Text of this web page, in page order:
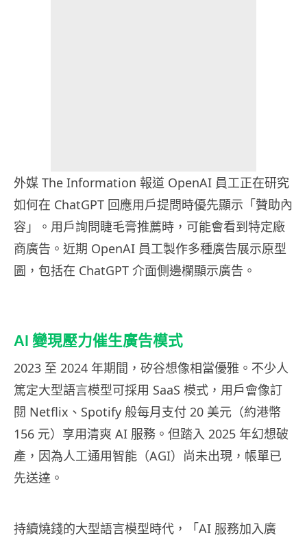
外媒 The Information 報道 OpenAI 員工正在研究
如何在 ChatGPT 回應用戶提問時優先顯示「贊助內
容」。用戶詢問睫毛膏推薦時，可能會看到特定廠
商廣告。近期 OpenAI 員工製作多種廣告展示原型
圖，包括在 ChatGPT 介面側邊欄顯示廣告。
AI 變現壓力催生廣告模式
2023 至 2024 年期間，矽谷想像相當優雅。不少人
篤定大型語言模型可採用 SaaS 模式，用戶會像訂
閱 Netflix、Spotify 般每月支付 20 美元（約港幣
156 元）享用清爽 AI 服務。但踏入 2025 年幻想破
產，因為人工通用智能（AGI）尚未出現，帳單已
先送達。
持續燒錢的大型語言模型時代，「AI 服務加入廣